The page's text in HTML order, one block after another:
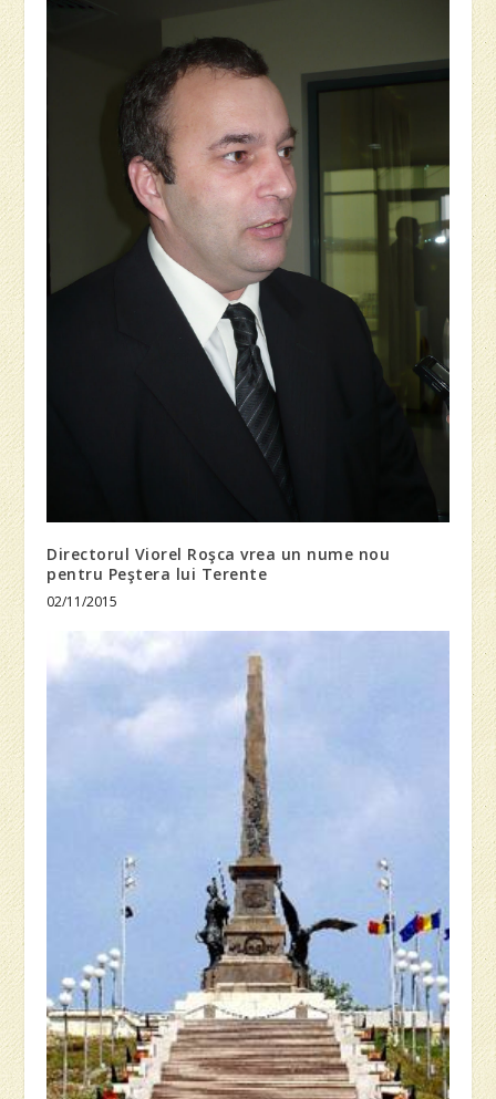
Directorul Viorel Roşca vrea un nume nou
pentru Peştera lui Terente
02/11/2015